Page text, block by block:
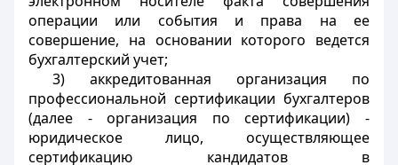
операции или события и права на ее
совершение, на основании которого ведется
бухгалтерский учет;
3) аккредитованная организация по
профессиональной сертификации бухгалтеров
(далее - организация по сертификации) -
юридическое лицо, осуществляющее
сертификацию кандидатов в